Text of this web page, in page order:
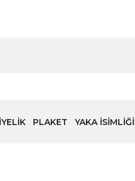
PLAKET YAKA İSİMLİĞİ